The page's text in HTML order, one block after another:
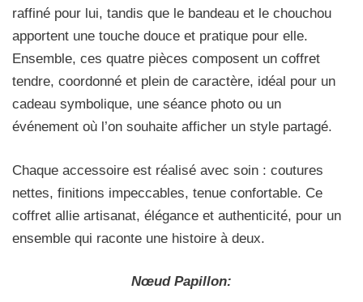
raffiné pour lui, tandis que le bandeau et le chouchou
apportent une touche douce et pratique pour elle.
Ensemble, ces quatre pièces composent un coffret
tendre, coordonné et plein de caractère, idéal pour un
cadeau symbolique, une séance photo ou un
événement où l’on souhaite afficher un style partagé.
Chaque accessoire est réalisé avec soin : coutures
nettes, finitions impeccables, tenue confortable. Ce
coffret allie artisanat, élégance et authenticité, pour un
ensemble qui raconte une histoire à deux.
NœudPapillon: